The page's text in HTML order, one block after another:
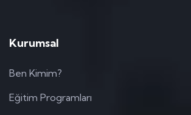
Kurumsal
Ben Kimim?
Eğitim Programları